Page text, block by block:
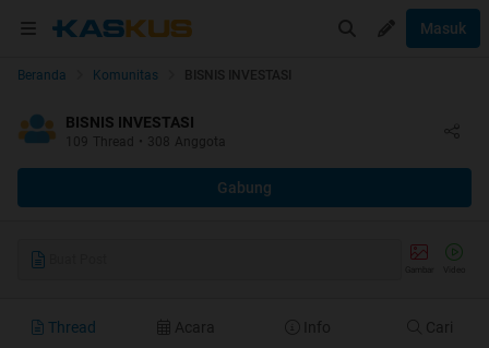
Masuk
Beranda Komunitas BISNIS INVESTASI
BISNIS INVESTASI
Thread • 308 Anggota
Gabung
Thread Acara Info Cari